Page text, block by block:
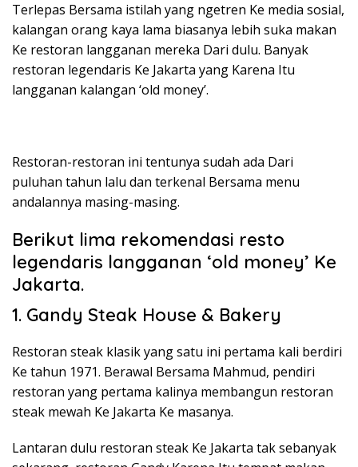
Terlepas Bersama istilah yang ngetren Ke media sosial,
kalangan orang kaya lama biasanya lebih suka makan
Ke restoran langganan mereka Dari dulu. Banyak
restoran legendaris Ke Jakarta yang Karena Itu
langganan kalangan ‘old money’.
Restoran-restoran ini tentunya sudah ada Dari
puluhan tahun lalu dan terkenal Bersama menu
andalannya masing-masing.
Berikut lima rekomendasi resto
legendaris langganan ‘old money’ Ke
Jakarta.
1. Gandy Steak House & Bakery
Restoran steak klasik yang satu ini pertama kali berdiri
Ke tahun 1971. Berawal Bersama Mahmud, pendiri
restoran yang pertama kalinya membangun restoran
steak mewah Ke Jakarta Ke masanya.
Lantaran dulu restoran steak Ke Jakarta tak sebanyak